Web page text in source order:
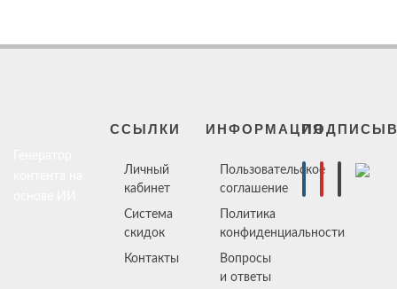
ССЫЛКИ
Личный
кабинет
Система
скидок
Контакты
ИНФОРМАЦИЯ
Пользовательское
соглашение
Политика
конфиденциальности
Вопросы
и ответы